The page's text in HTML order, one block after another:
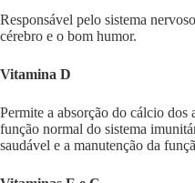
Responsável pelo sistema
cérebro e o bom humor.
Vitamina D
Permite a absorção do cálcio dos
função normal do sistema
saudável e a manutenção da